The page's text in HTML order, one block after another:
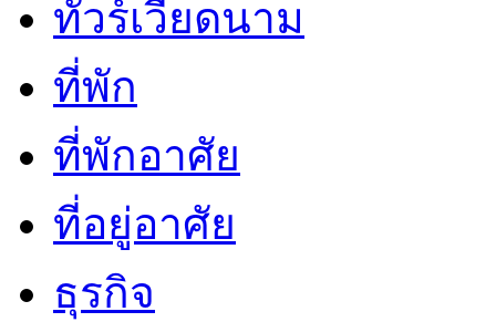
ทัวร์เวียดนาม
ที่พัก
ที่พักอาศัย
ที่อยู่อาศัย
ธุรกิจ